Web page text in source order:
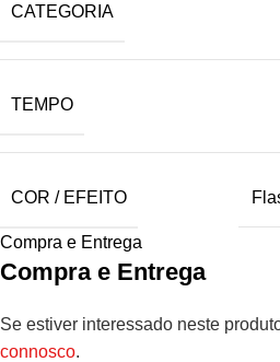
CATEGORIA
TEMPO
COR / EFEITO
Compra e Entrega
Compra e Entrega
Se estiver interessado neste
connosco.